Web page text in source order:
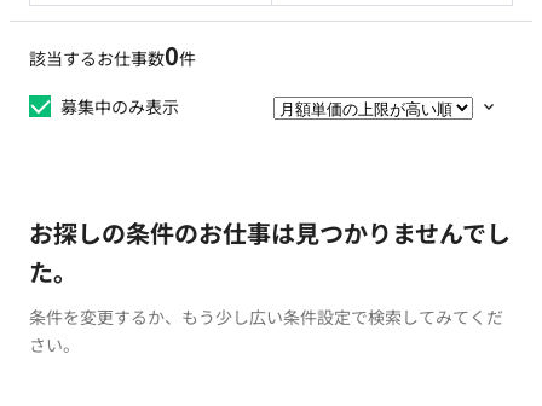
該当するお仕事数0件
募集中のみ表示
お探しの条件のお仕事は見つかりませんでし
た。
条件を変更するか、もう少し広い条件設定で検索してみてくだ
さい。